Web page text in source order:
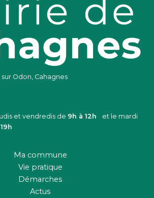
Odon, Cahagnes
et vendredis de 9h à 12h et le mardi
Ma commune
Vie pratique
Démarches
Actus